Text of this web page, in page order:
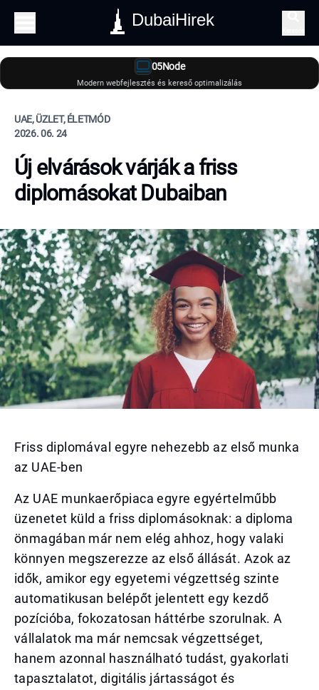
DubaiHirek
05Node
Modern webfejlesztés és kereső optimalizálás
UAE, ÜZLET, ÉLETMÓD
2026. 06. 24
Új elvárások várják a friss
diplomásokat Dubaiban
Friss diplomával egyre nehezebb az első munka
az UAE-ben
Az UAE munkaerőpiaca egyre egyértelműbb
üzenetet küld a friss diplomásoknak: a diploma
önmagában már nem elég ahhoz, hogy valaki
könnyen megszerezze az első állását. Azok az
idők, amikor egy egyetemi végzettség szinte
automatikusan belépőt jelentett egy kezdő
pozícióba, fokozatosan háttérbe szorulnak. A
vállalatok ma már nemcsak végzettséget,
hanem azonnal használható tudást, gyakorlati
tapasztalatot, digitális jártasságot és